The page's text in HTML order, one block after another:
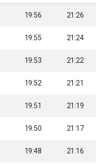
19:56 21:26
19:55 21:24
19:53 21:22
19:52 21:21
19:51 21:19
19:50 21:17
19:48 21:16